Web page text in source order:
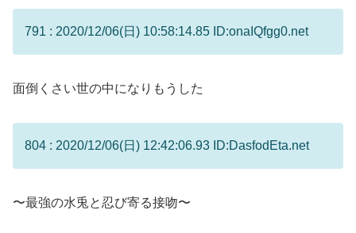
791 : 2020/12/06(日) 10:58:14.85 ID:onaIQfgg0.net
面倒くさい世の中になりもうした
804 : 2020/12/06(日) 12:42:06.93 ID:DasfodEta.net
〜最強の水兎と忍び寄る接吻〜